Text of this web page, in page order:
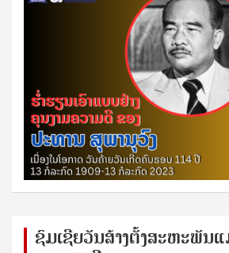
ຊົ​ມ​ເຊີຍ​ວັນ​ສ້າງ​ຕັ້ງ​ສະ​ຫະ​ພັນ​